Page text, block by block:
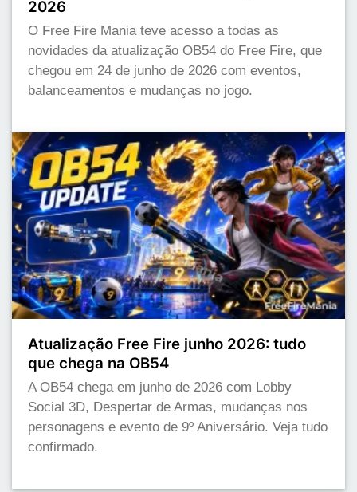
2026
O Free Fire Mania teve acesso a todas as
novidades da atualização OB54 do Free Fire, que
chegou em 24 de junho de 2026 com eventos,
balanceamentos e mudanças no jogo.
Atualização Free Fire junho 2026: tudo
que chega na OB54
A OB54 chega em junho de 2026 com Lobby
Social 3D, Despertar de Armas, mudanças nos
personagens e evento de 9º Aniversário. Veja tudo
confirmado.